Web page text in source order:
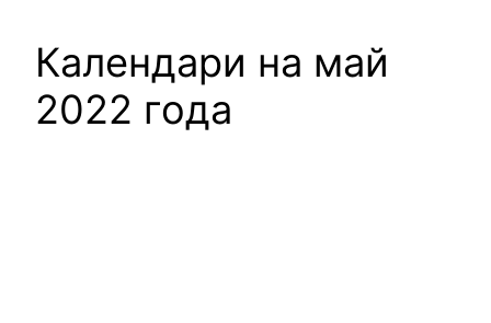
Календари на май
2022 года